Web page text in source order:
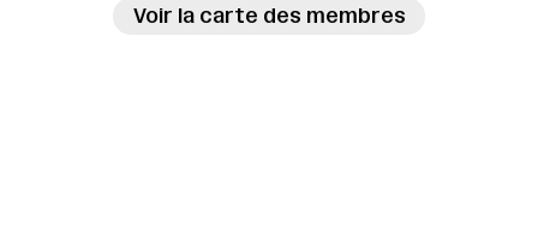
Voir la carte des membres